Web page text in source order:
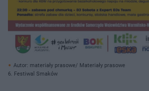
Autor: materiały prasowe/ Materiały prasowe
6. Festiwal Smaków